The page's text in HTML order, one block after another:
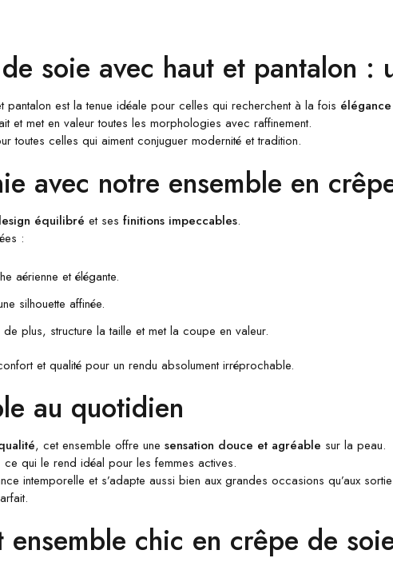
soie avec haut et pantalon :
est la tenue idéale pour celles qui recherchent à la fois
et met en valeur toutes les morphologies avec raffinement.
toutes celles qui aiment conjuguer modernité et tradition.
avec notre ensemble en
équilibré et ses finitions impeccables.
:
aérienne et élégante.
silhouette affinée.
plus, structure la taille et met la coupe en valeur.
et qualité pour un rendu absolument irréprochable.
au quotidien
, cet ensemble offre une sensation douce et agréable sur la peau.
ce qui le rend idéal pour les femmes actives.
intemporelle et s’adapte aussi bien aux grandes occasions qu’aux
ensemble chic en crêpe de